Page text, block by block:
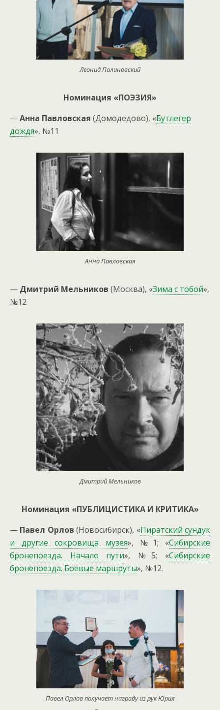
Леонид Полиновский
Номинация «ПОЭЗИЯ»
—Анна Павловская (Домодедово), «Бутлегер
дождя», №11
Анна Павловская
— Дмитрий Мельников (Москва), «Зима с тобой»,
№12
Дмитрий Мельников
Номинация «ПУБЛИЦИСТИКА И КРИТИКА»
— Павел Орлов (Новосибирск), «Пиратский сундук
и другие сокровища музея», №1; «Сибирские
бронепоезда. Начало пути», №5; «Сибирские
бронепоезда. Боевые маршруты», №12.
Павел Орлов получает награду из рук Юрия